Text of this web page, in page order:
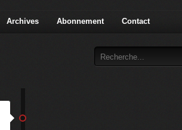
Archives Abonnement Contact